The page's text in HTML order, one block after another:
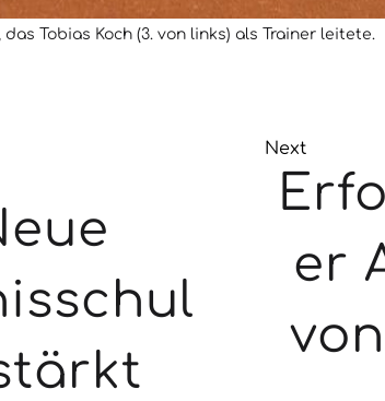
Tobias Koch (3. von links) als Trainer leitete.
Next
er